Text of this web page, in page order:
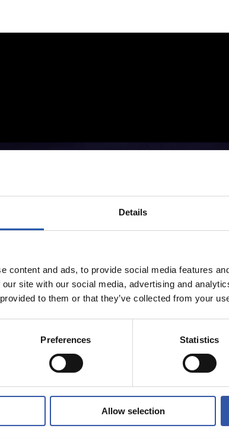
Details
content and ads, to provide social media features
site with our social media, advertising and
to them or that they’ve collected from your
Preferences Statistics
Allow selection